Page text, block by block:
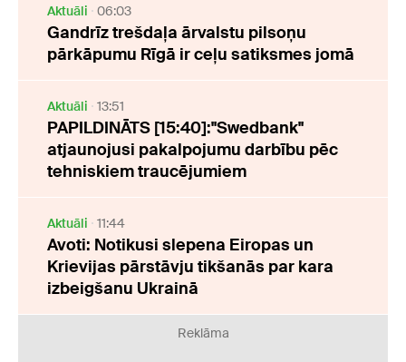
Aktuāli 06:03
Gandrīz trešdaļa ārvalstu pilsoņu
pārkāpumu Rīgā ir ceļu satiksmes jomā
Aktuāli 13:51
PAPILDINĀTS [15:40]:"Swedbank"
atjaunojusi pakalpojumu darbību pēc
tehniskiem traucējumiem
Aktuāli 11:44
Avoti: Notikusi slepena Eiropas un
Krievijas pārstāvju tikšanās par kara
izbeigšanu Ukrainā
Reklāma